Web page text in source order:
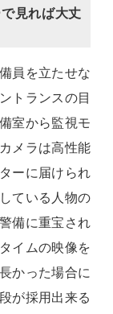
見れば大丈
員を立たせな
トランスの目
室から監視モ
メラは高性能
ーに届けられ
ている人物の
備に重宝され
イムの映像を
かった場合に
が採用出来る